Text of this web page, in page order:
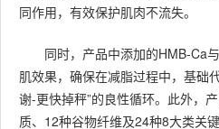
同作用，有效保护肌肉不流失。
同时，产品中添加的HMB-Ca
肌效果，确保在减脂过程中，基础
谢-更快掉秤”的良性循环。此外，
质、12种谷物纤维及24种8大类关